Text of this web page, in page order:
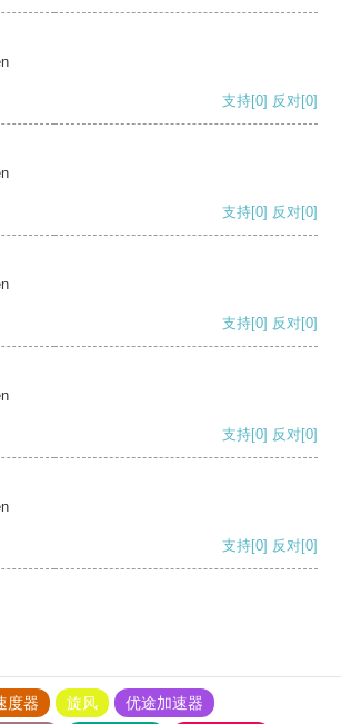
支持[0] 反对[0]
支持[0] 反对[0]
支持[0] 反对[0]
支持[0] 反对[0]
支持[0] 反对[0]
度器 旋风
优途加速器